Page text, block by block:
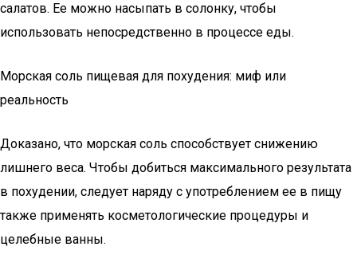
салатов. Ее можно насыпать в солонку, чтобы
использовать непосредственно в процессе еды.
Морская соль пищевая для похудения: миф или
реальность
Доказано, что морская соль способствует снижению
лишнего веса. Чтобы добиться максимального результата
в похудении, следует наряду с употреблением ее в пищу
также применять косметологические процедуры и
целебные ванны.